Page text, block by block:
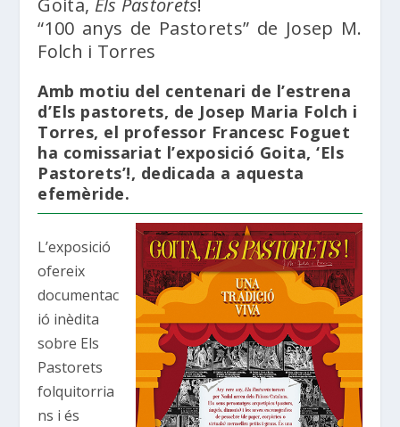
“100 anys de Pastorets” de Josep M.
Folch i Torres
Amb motiu del centenari de l’estrena
d’Els pastorets, de Josep Maria Folch i
Torres, el professor Francesc Foguet
ha comissariat l’exposició Goita, ‘Els
Pastorets’!, dedicada a aquesta
efemèride.
L’exposició
ofereix
documentac
ió inèdita
sobre Els
Pastorets
folquitorria
ns i és